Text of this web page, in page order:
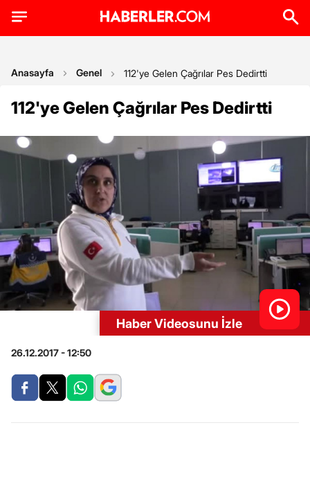
Anasayfa Genel 112'ye Gelen Çağrılar Pes Dedirtti
112'ye Gelen Çağrılar Pes Dedirtti
Haber Videosunu İzle
26.12.2017 - 12:50